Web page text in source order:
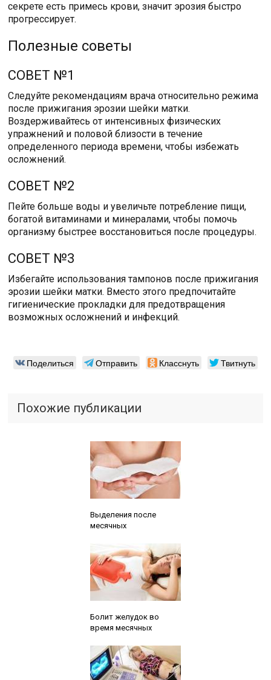
секрете есть примесь крови, значит эрозия быстро
прогрессирует.
Полезные советы
СОВЕТ №1
Следуйте рекомендациям врача относительно режима
после прижигания эрозии шейки матки.
Воздерживайтесь от интенсивных физических
упражнений и половой близости в течение
определенного периода времени, чтобы избежать
осложнений.
СОВЕТ №2
Пейте больше воды и увеличьте потребление пищи,
богатой витаминами и минералами, чтобы помочь
организму быстрее восстановиться после процедуры.
СОВЕТ №3
Избегайте использования тампонов после прижигания
эрозии шейки матки. Вместо этого предпочитайте
гигиенические прокладки для предотвращения
возможных осложнений и инфекций.
Поделиться Отправить Класснуть Твитнуть
Похожие публикации
Выделения после
месячных
Болит желудок во
время месячных